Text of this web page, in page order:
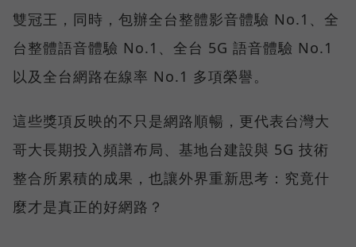
雙冠王，同時，包辦全台整體影音體驗 No.1、全
台整體語音體驗 No.1、全台 5G 語音體驗 No.1
以及全台網路在線率 No.1 多項榮譽。
這些獎項反映的不只是網路順暢，更代表台灣大
哥大長期投入頻譜布局、基地台建設與 5G 技術
整合所累積的成果，也讓外界重新思考：究竟什
麼才是真正的好網路？